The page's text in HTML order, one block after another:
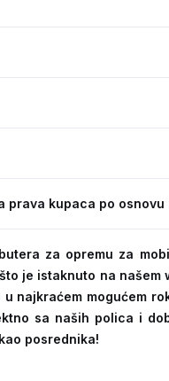
prava kupaca po
za opremu za
je istaknuto na našem
najkraćem mogućem
sa naših polica i
posrednika!